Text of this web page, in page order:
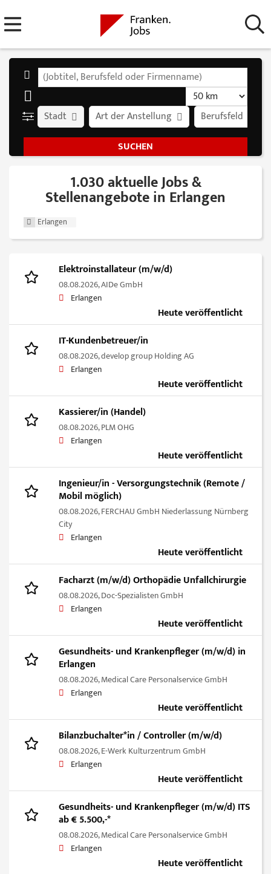
Stadt Art der Anstellung Berufsfeld
1.030 aktuelle Jobs &
Stellenangebote in Erlangen
Erlangen
Elektroinstallateur (m/w/d)
08.08.2026,AIDe GmbH
Erlangen
Heute veröffentlicht
IT-Kundenbetreuer/in
08.08.2026,develop group Holding AG
Erlangen
Heute veröffentlicht
Kassierer/in (Handel)
08.08.2026,PLM OHG
Erlangen
Heute veröffentlicht
Ingenieur/in - Versorgungstechnik (Remote /
Mobil möglich)
08.08.2026,FERCHAU GmbH Niederlassung Nürnberg
City
Erlangen
Heute veröffentlicht
Facharzt (m/w/d) Orthopädie Unfallchirurgie
08.08.2026,Doc-Spezialisten GmbH
Erlangen
Heute veröffentlicht
Gesundheits- und Krankenpfleger (m/w/d) in
Erlangen
08.08.2026,Medical Care Personalservice GmbH
Erlangen
Heute veröffentlicht
Bilanzbuchalter*in / Controller (m/w/d)
08.08.2026,E-Werk Kulturzentrum GmbH
Erlangen
Heute veröffentlicht
Gesundheits- und Krankenpfleger (m/w/d) ITS
ab € 5.500,-*
08.08.2026,Medical Care Personalservice GmbH
Erlangen
Heute veröffentlicht